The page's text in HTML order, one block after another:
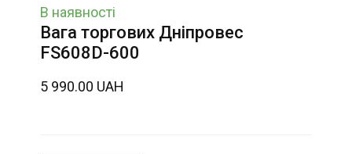
В наявності
Вага торгових Дніпровес
FS608D-600
5 990.00 UAH